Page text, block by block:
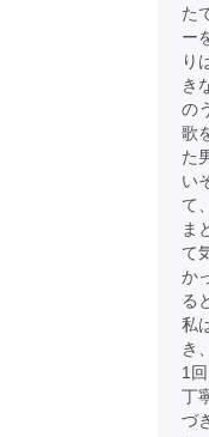
た
ー
り
き
の
歌
た
い
て
ま
て
か
る
私
き
1
丁
づ